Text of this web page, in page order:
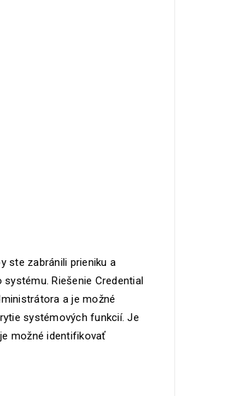
ste zabránili prieniku a
Riešenie Credential
a je možné
systémových funkcií. Je
možné identifikovať